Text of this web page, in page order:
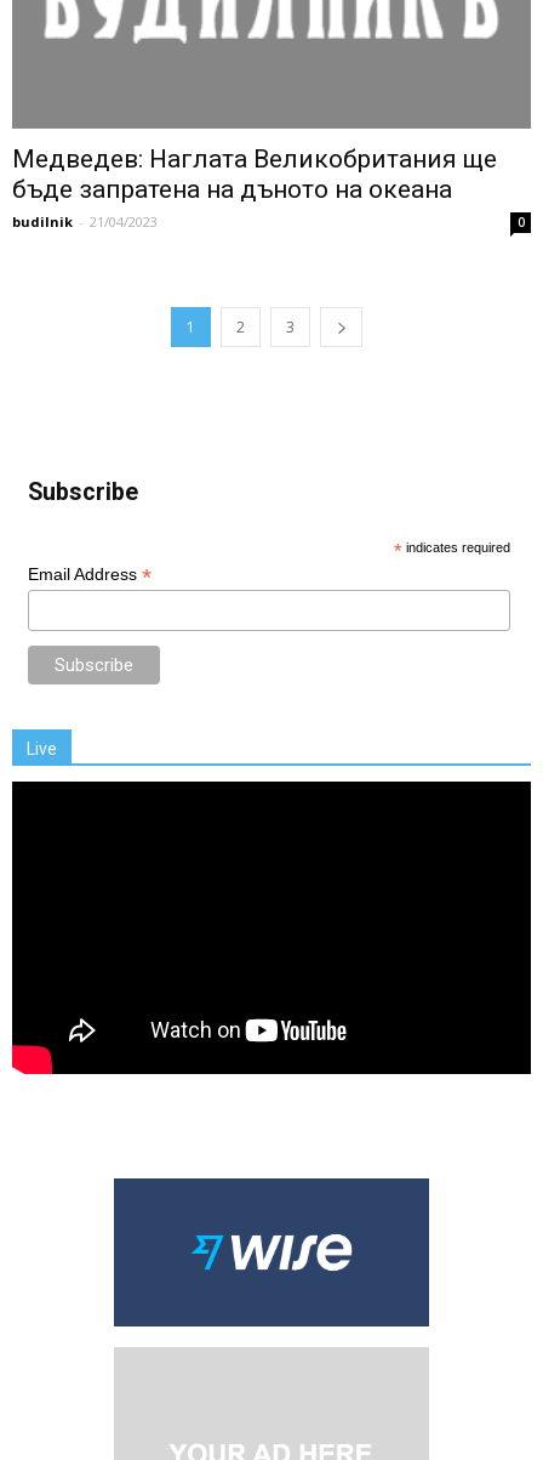
Медведев: Наглата Великобритания ще
бъде запратена на дъното на океана
budilnik - 21/04/2023 0
1 2 3
Subscribe
* indicates required
Email Address *
Live